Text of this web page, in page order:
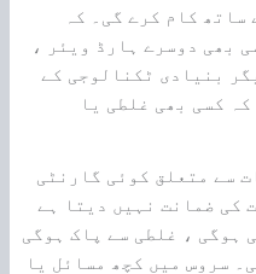
کام کرے گی۔ کہ
بھی دوسرے ہارڈ ویئر ،
بنیادی ٹکنالوجی کے
کسی بھی غلطی یا
سے متعلق کوئی گارنٹی
کی ضمانت نہیں دیتا ہے
ہوگی ، غلطی سے پاک ہوگی
سروس میں کچھ مسائل یا